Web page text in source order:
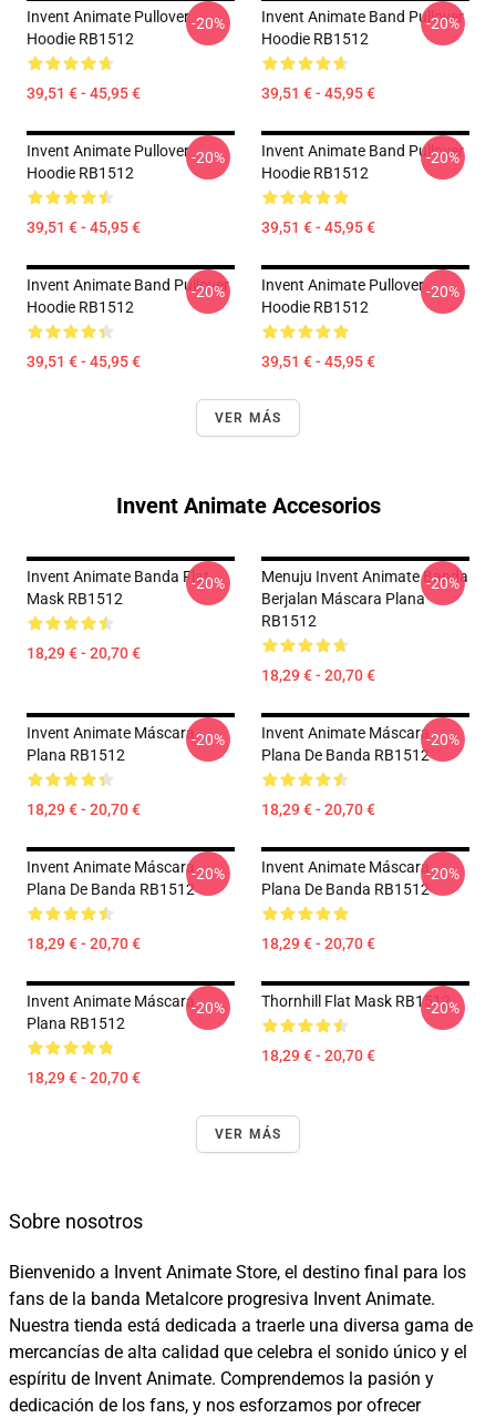
Invent Animate Pullover
Hoodie RB1512
39,51 € - 45,95 €
-20%
Invent Animate Band Pullover
Hoodie RB1512
39,51 € - 45,95 €
-20%
Invent Animate Pullover
Hoodie RB1512
39,51 € - 45,95 €
-20%
Invent Animate Band Pullover
Hoodie RB1512
39,51 € - 45,95 €
-20%
Invent Animate Band Pullover
Hoodie RB1512
39,51 € - 45,95 €
-20%
Invent Animate Pullover
Hoodie RB1512
39,51 € - 45,95 €
-20%
VER MÁS
Invent Animate Accesorios
Invent Animate Banda Flat
Mask RB1512
18,29 € - 20,70 €
-20%
Menuju Invent Animate Banda
Berjalan Máscara Plana
RB1512
18,29 € - 20,70 €
-20%
Invent Animate Máscara
Plana RB1512
18,29 € - 20,70 €
-20%
Invent Animate Máscara
Plana De Banda RB1512
18,29 € - 20,70 €
-20%
Invent Animate Máscara
Plana De Banda RB1512
18,29 € - 20,70 €
-20%
Invent Animate Máscara
Plana De Banda RB1512
18,29 € - 20,70 €
-20%
Invent Animate Máscara
Plana RB1512
18,29 € - 20,70 €
-20% Thornhill Flat Mask RB1512
18,29 € - 20,70 €
-20%
VER MÁS
Sobre nosotros
Bienvenido a Invent Animate Store, el destino final para los
fans de la banda Metalcore progresiva Invent Animate.
Nuestra tienda está dedicada a traerle una diversa gama de
mercancías de alta calidad que celebra el sonido único y el
espíritu de Invent Animate. Comprendemos la pasión y
dedicación de los fans, y nos esforzamos por ofrecer